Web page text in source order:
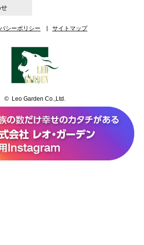
シーポリシー サイトマップ
© Leo Garden Co.,Ltd.